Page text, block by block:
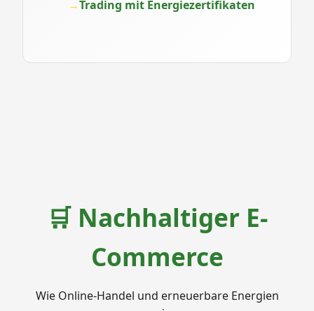
Trading mit Energiezertifikaten
🛒 Nachhaltiger E-
Commerce
Wie Online-Handel und erneuerbare Energien